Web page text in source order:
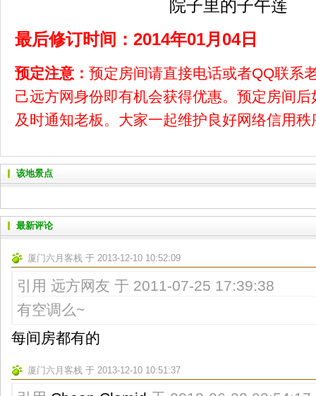
院子里的子午莲
最后修订时间：2014年01月04日
预定注意： 预定房间请直接电话或者QQ联系
己远方网身份即有机会获得优惠。预定房间
及时通知老板。大家一起维护良好网络信用秩
该地景点
最新评论
厦门六月客栈 于 2013-12-10 10:52:09
引用 远方网友 于 2011-07-25 17:39:38
有空调么~
每间房都有的
厦门六月客栈 于 2013-12-10 10:51:37